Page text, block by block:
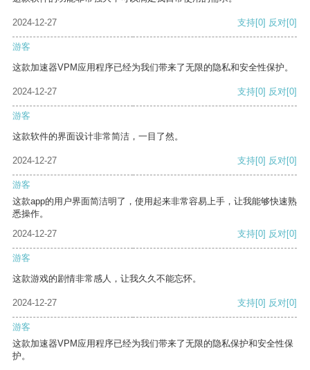
2024-12-27 支持[0] 反对[0]
游客
这款加速器VPM应用程序已经为我们带来了无限的隐私和安全性保护。
2024-12-27 支持[0] 反对[0]
游客
这款软件的界面设计非常简洁，一目了然。
2024-12-27 支持[0] 反对[0]
游客
这款app的用户界面简洁明了，使用起来非常容易上手，让我能够快速熟
悉操作。
2024-12-27
支持[0] 反对[0]
游客
这款游戏的剧情非常感人，让我久久不能忘怀。
2024-12-27 支持[0] 反对[0]
游客
这款加速器VPM应用程序已经为我们带来了无限的隐私保护和安全性保
护。